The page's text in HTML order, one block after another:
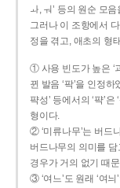
ㅘ, ㅝ’ 등의 원순 모
그러나 이 조항에서
정을 겪고, 애초의 형
① 사용 빈도가 높은 ‘
뀐 발음 ‘팍’을 인정
퍅성’ 등에서의 ‘퍅’
형이다.
② ‘미류나무’는 버드
버드나무의 의미를 담
경우가 거의 없기 때
③ ‘여느’도 원래 ‘여늬